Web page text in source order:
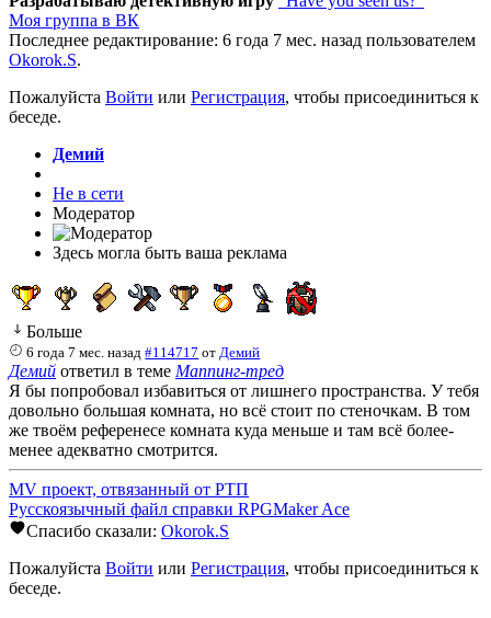
Моя группа в ВК
Последнее редактирование: 6 года 7 мес. назад пользователем
Okorok.S.
Пожалуйста Войти или Регистрация, чтобы присоединиться к
беседе.
Демий
Не в сети
Модератор
Здесь могла быть ваша реклама
Больше
6 года 7 мес. назад #114717 отДемий
Демий ответил в теме Маппинг-тред
Я бы попробовал избавиться от лишнего пространства. У тебя
довольно большая комната, но всё стоит по стеночкам. В том
же твоём референесе комната куда меньше и там всё более-
менее адекватно смотрится.
MV проект, отвязанный от РТП
Русскоязычный файл справки RPGMaker Ace
Спасибо сказали: Okorok.S
Пожалуйста Войти или Регистрация, чтобы присоединиться к
беседе.